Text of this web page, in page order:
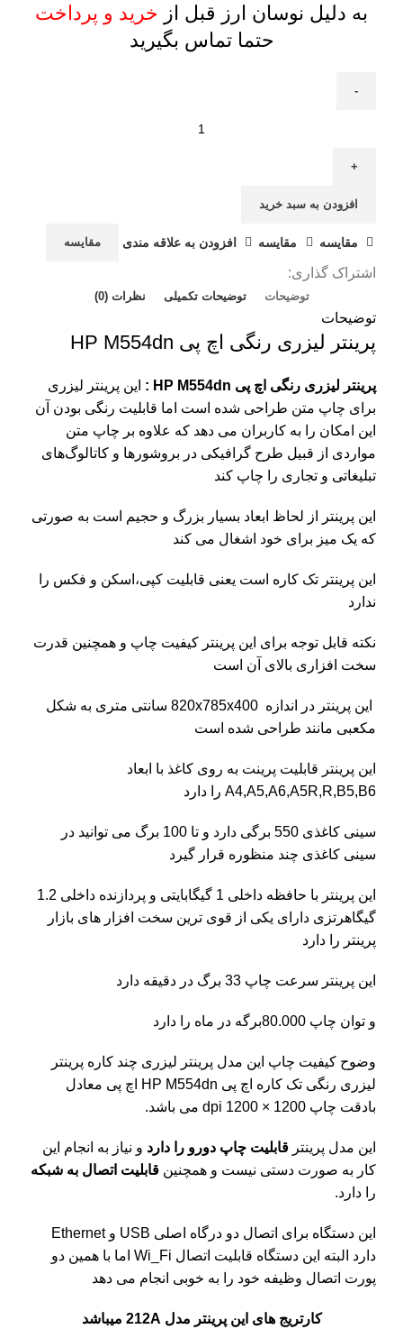
به دلیل نوسان ارز قبل از خرید و پرداخت
حتما تماس بگیرید
افزودن به سبد خرید
مقايسه مقایسه افزودن به علاقه مندی مقایسه
اشتراک گذاری:
توضیحات توضیحات تکمیلی نظرات (0)
توضیحات
پرینتر لیزری رنگی اچ پی HP M554dn
پرینتر لیزری رنگی اچ پی HP M554dn :
این پرینتر لیزری
برای چاپ متن طراحی شده است اما قابلیت رنگی بودن آن
این امکان را به کاربران می دهد که علاوه بر چاپ متن
مواردی از قبیل طرح گرافیکی در بروشورها و کاتالوگ‌های
تبلیغاتی و تجاری را چاپ کند
این پرینتر از لحاظ ابعاد بسیار بزرگ و حجیم است به صورتی
که یک میز برای خود اشغال می کند
این پرینتر تک کاره است یعنی قابلیت کپی،اسکن و فکس را
ندارد
نکته قابل توجه برای این پرینتر کیفیت چاپ و همچنین قدرت
سخت افزاری بالای آن است
این پرینتر در اندازه 820x785x400 سانتی متری به شکل
مکعبی مانند طراحی شده است
این پرینتر قابلیت پرینت به روی کاغذ با ابعاد
A4,A5,A6,A5R,R,B5,B6 را دارد
سینی کاغذی 550 برگی دارد و تا 100 برگ می توانید در
سینی کاغذی چند منظوره قرار گیرد
این پرینتر با حافظه داخلی 1 گیگابایتی و پردازنده داخلی 1.2
گیگاهرتزی دارای یکی از قوی ترین سخت افزار های بازار
پرینتر را دارد
این پرینتر سرعت چاپ 33 برگ در دقیقه دارد
و توان چاپ 80.000برگه در ماه را دارد
وضوح کیفیت چاپ این مدل پرینتر لیزری چند کاره پرینتر
لیزری رنگی تک کاره اچ پی HP M554dn اچ پی معادل
بادقت چاپ 1200 × 1200 dpi می باشد.
این مدل پرینتر قابلیت چاپ دورو را دارد و نیاز به انجام این
کار به صورت دستی نیست و همچنین قابلیت اتصال به شبکه
را دارد.
این دستگاه برای اتصال دو درگاه اصلی USB و Ethernet
دارد البته این دستگاه قابلیت اتصال Wi_Fi اما با همین دو
پورت اتصال وظیفه خود را به خوبی انجام می دهد
کارتریج های این پرینتر مدل 212A میباشد